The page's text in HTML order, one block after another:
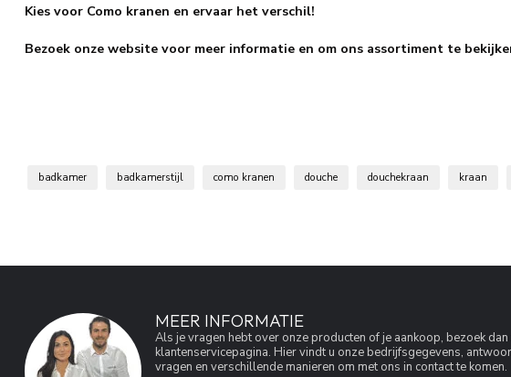
Kies voor Como kranen en ervaar het verschil!
Bezoek onze website voor meer informatie en om ons assortiment te
badkamer badkamerstijl como kranen douche douchekraan kraan
MEER INFORMATIE
Als je vragen hebt over onze producten of je aankoop, bezoek
klantenservicepagina. Hier vindt u onze bedrijfsgegevens,
vragen en verschillende manieren om met ons in contact te komen.